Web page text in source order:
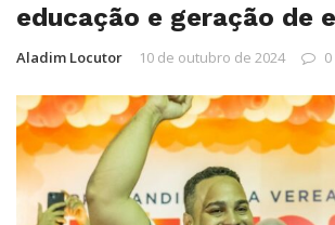
educação e geração de
Aladim Locutor 10 de outubro de 2024 0